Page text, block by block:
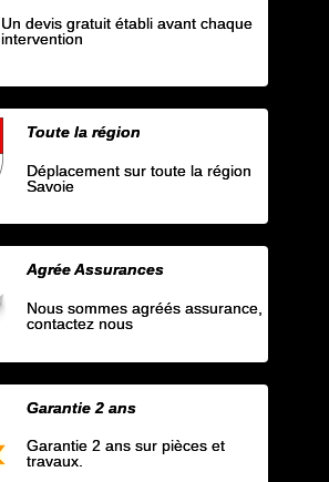
Un devis gratuit établi avant chaque
intervention
Toute la région
Déplacement sur toute la région
Savoie
Agrée Assurances
Nous sommes agréés assurance,
contactez nous
Garantie 2 ans
Garantie 2 ans sur pièces et
travaux.